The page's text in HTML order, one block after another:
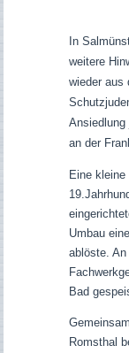
In
weitere
wieder aus
Ansiedlung
an der
Eine
Umbau
ablöste.
Bad
Romsthal